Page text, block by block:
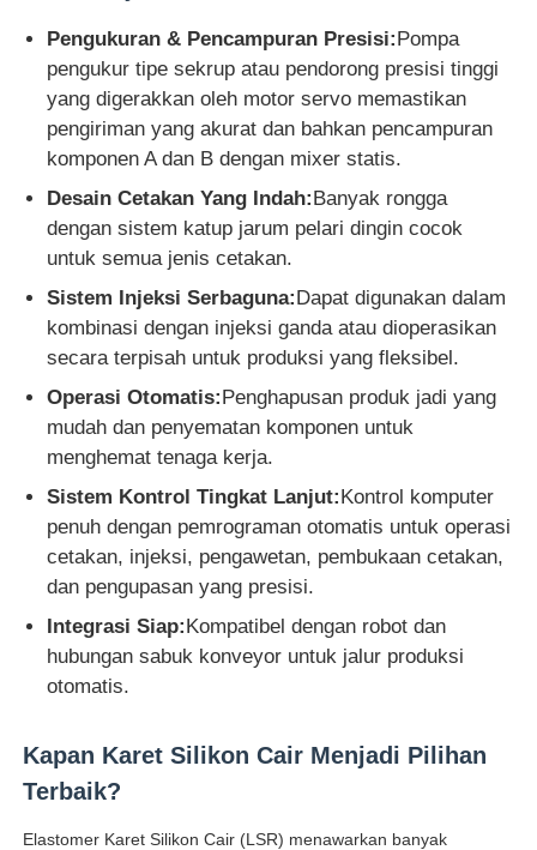
Pengukuran & Pencampuran Presisi:Pompa
pengukur tipe sekrup atau pendorong presisi tinggi
yang digerakkan oleh motor servo memastikan
pengiriman yang akurat dan bahkan pencampuran
komponen A dan B dengan mixer statis.
Desain Cetakan Yang Indah:Banyak rongga
dengan sistem katup jarum pelari dingin cocok
untuk semua jenis cetakan.
Sistem Injeksi Serbaguna:Dapat digunakan dalam
kombinasi dengan injeksi ganda atau dioperasikan
secara terpisah untuk produksi yang fleksibel.
Operasi Otomatis:Penghapusan produk jadi yang
mudah dan penyematan komponen untuk
menghemat tenaga kerja.
Sistem Kontrol Tingkat Lanjut:Kontrol komputer
penuh dengan pemrograman otomatis untuk operasi
cetakan, injeksi, pengawetan, pembukaan cetakan,
dan pengupasan yang presisi.
Integrasi Siap:Kompatibel dengan robot dan
hubungan sabuk konveyor untuk jalur produksi
otomatis.
Kapan Karet Silikon Cair Menjadi Pilihan
Terbaik?
Elastomer Karet Silikon Cair (LSR) menawarkan banyak